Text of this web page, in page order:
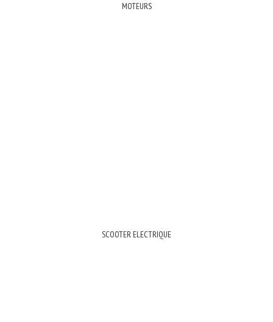
MOTEURS
SCOOTER ELECTRIQUE